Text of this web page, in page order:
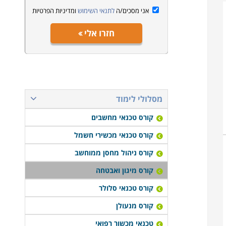
אני מסכים/הלתנאי השימוש ומדיניות הפרטיות
חזרו אלי
מסלולי לימוד
קורס טכנאי מחשבים
קורס טכנאי מכשירי חשמל
קורס ניהול מחסן ממוחשב
קורס מיגון ואבטחה
קורס טכנאי סלולר
קורס מנעולן
טכנאי מכשור רפואי